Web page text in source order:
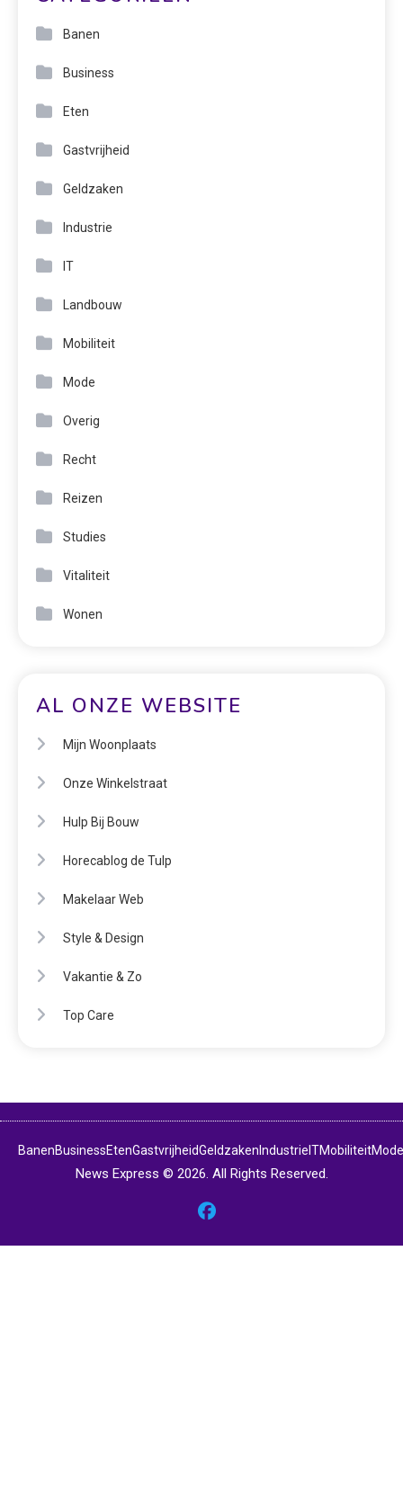
Banen
Business
Eten
Gastvrijheid
Geldzaken
Industrie
IT
Landbouw
Mobiliteit
Mode
Overig
Recht
Reizen
Studies
Vitaliteit
Wonen
AL ONZE WEBSITE
Mijn Woonplaats
Onze Winkelstraat
Hulp Bij Bouw
Horecablog de Tulp
Makelaar Web
Style & Design
Vakantie & Zo
Top Care
BanenBusinessEtenGastvrijheidGeldzaken Industrie ITMobiliteitMode
News Express © 2026. All Rights Reserved.